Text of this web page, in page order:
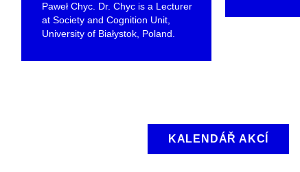
Paweł Chyc. Dr. Chyc is a Lecturer
at Society and Cognition Unit,
University of Białystok, Poland.
KALENDÁŘ AKCÍ